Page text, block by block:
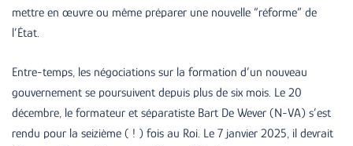
mettre en œuvre ou même préparer une nouvelle “réforme” de
l’État.
Entre-temps, les négociations sur la formation d’un nouveau
gouvernement se poursuivent depuis plus de six mois. Le 20
décembre, le formateur et séparatiste Bart De Wever (N-VA) s’est
rendu pour la seizième ( ! ) fois au Roi. Le 7 janvier 2025, il devrait